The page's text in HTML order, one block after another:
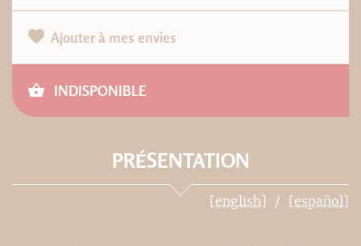
Ajouter à mes envies
INDISPONIBLE
PRÉSENTATION
[english] [español]